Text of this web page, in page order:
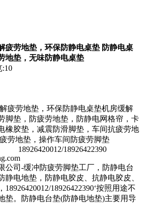
疲劳地垫，环保防静电桌垫 防静电桌
地垫，无味防静电桌垫
:10
疲劳地垫，环保防静电桌垫机房缓解
脚垫，防疲劳地垫，防静电网格帘，卡
橡胶垫，减震防滑脚垫，车间抗疲劳地
劳地垫，操作车间防疲劳脚垫
18926420012/18926422390
公司-缓冲防疲劳脚垫工厂，防静电台
静电地垫，防静电胶皮、抗静电胶皮、
18926422390‘按照用途不
垫。防静电台垫(防静电地垫)主要用导